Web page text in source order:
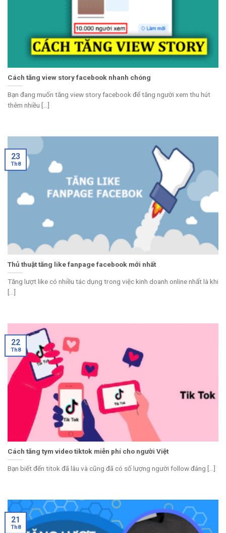
Cách tăng view story facebook nhanh chóng
Bạn đang muốn tăng view story facebook để tăng người xem thu hút
thêm nhiều [...]
Thủ thuật tăng like fanpage facebook mới nhất
Tăng lượt like có nhiều tác dụng trong việc kinh doanh online nhất là khi
[...]
23
Th8
Cách tăng tym video tiktok miễn phí cho người Việt
Bạn biết đến titok đã lâu và cũng đã có số lượng người follow đáng [...]
22
Th8
21
Th8